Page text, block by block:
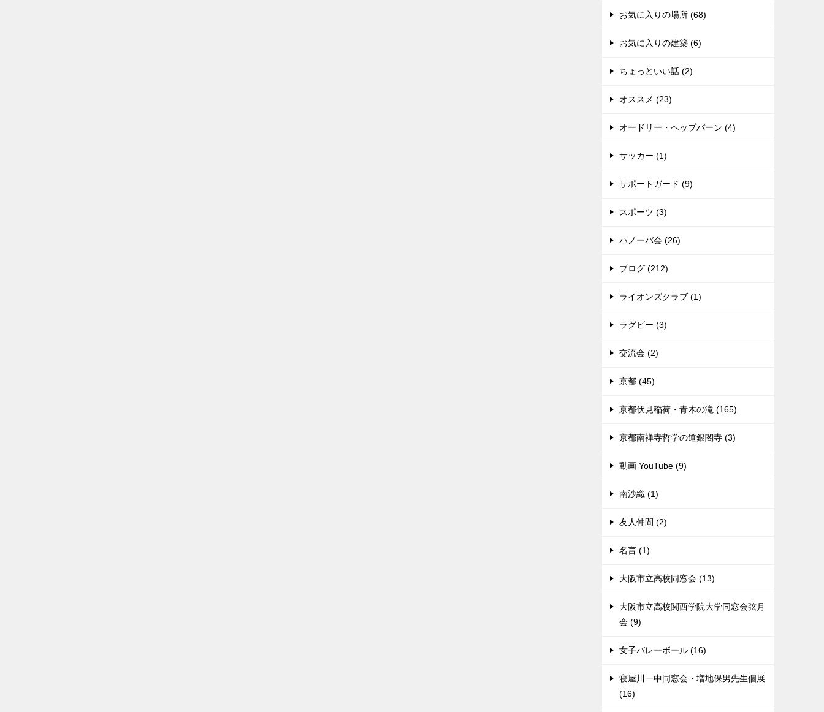
お気に入りの場所 (68)
お気に入りの建築 (6)
ちょっといい話 (2)
オススメ (23)
オードリー・ヘップバーン (4)
サッカー (1)
サポートガード (9)
スポーツ (3)
ハノーバ会 (26)
ブログ (212)
ライオンズクラブ (1)
ラグビー (3)
交流会 (2)
京都 (45)
京都伏見稲荷・青木の滝 (165)
京都南禅寺哲学の道銀閣寺 (3)
動画 YouTube (9)
南沙織 (1)
友人仲間 (2)
名言 (1)
大阪市立高校同窓会 (13)
大阪市立高校関西学院大学同窓会弦月
会 (9)
女子バレーボール (16)
寝屋川一中同窓会・増地保男先生個展
(16)